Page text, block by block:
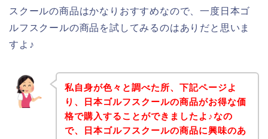
スクールの商品はかなりおすすめなので、一度日本ゴ
ルフスクールの商品を試してみるのはありだと思いま
すよ♪
私自身が色々と調べた所、下記ページよ
り、日本ゴルフスクールの商品がお得な価
格で購入することができましたよ♪なの
で、日本ゴルフスクールの商品に興味のあ